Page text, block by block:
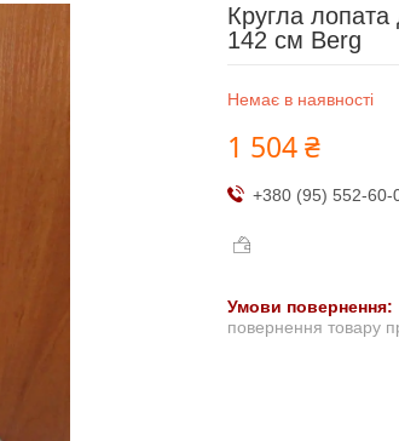
Кругла
142 см Berg
Немає в наявності
1 504 ₴
+380 (95) 552-60-
повернення товару